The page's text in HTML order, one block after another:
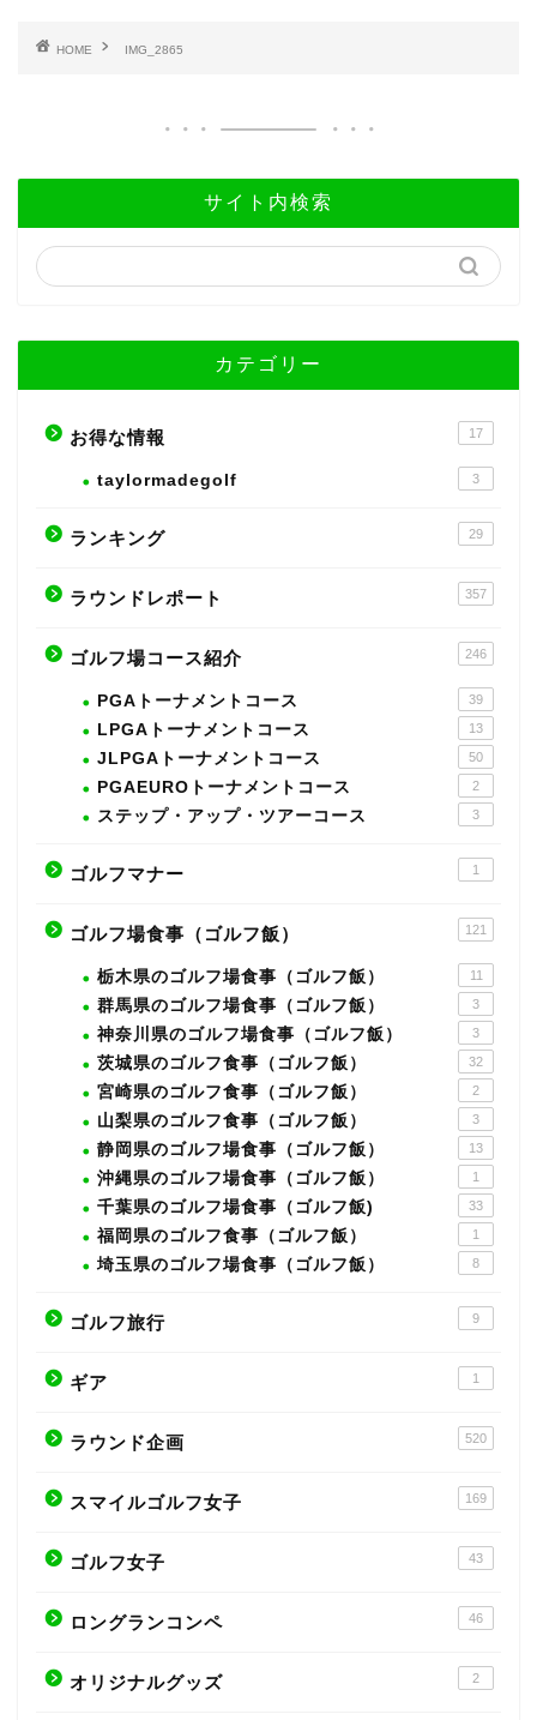
HOME IMG_2865
サイト内検索
カテゴリー
お得な情報 17
taylormadegolf 3
ランキング 29
ラウンドレポート 357
ゴルフ場コース紹介 246
PGAトーナメントコース 39
LPGAトーナメントコース 13
JLPGAトーナメントコース 50
PGAEUROトーナメントコース 2
ステップ・アップ・ツアーコース 3
ゴルフマナー 1
ゴルフ場食事（ゴルフ飯） 121
栃木県のゴルフ場食事（ゴルフ飯） 11
群馬県のゴルフ場食事（ゴルフ飯） 3
神奈川県のゴルフ場食事（ゴルフ飯） 3
茨城県のゴルフ食事（ゴルフ飯） 32
宮崎県のゴルフ食事（ゴルフ飯） 2
山梨県のゴルフ食事（ゴルフ飯） 3
静岡県のゴルフ場食事（ゴルフ飯） 13
沖縄県のゴルフ場食事（ゴルフ飯） 1
千葉県のゴルフ場食事（ゴルフ飯) 33
福岡県のゴルフ食事（ゴルフ飯） 1
埼玉県のゴルフ場食事（ゴルフ飯） 8
ゴルフ旅行 9
ギア 1
ラウンド企画 520
スマイルゴルフ女子 169
ゴルフ女子 43
ロングランコンペ 46
オリジナルグッズ 2